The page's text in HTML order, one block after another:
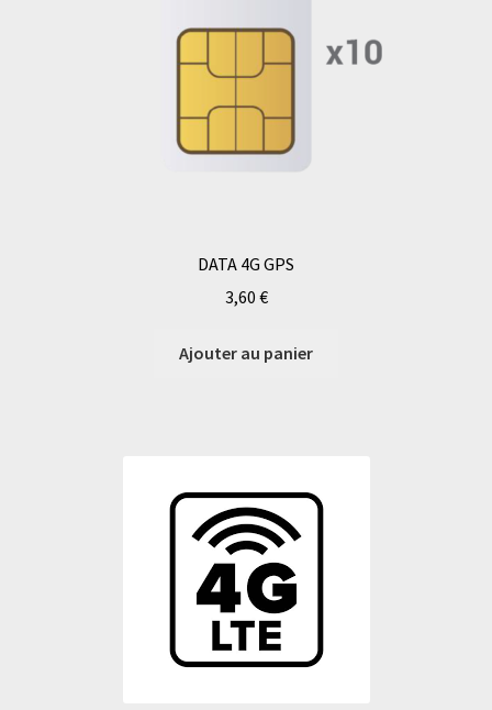
DATA 4G GPS
3,60 €
Ajouter au panier